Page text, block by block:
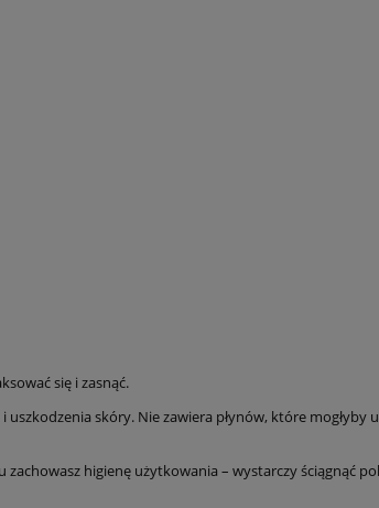
się i zasnąć.
skóry. Nie zawiera płynów, które mogłyby
higienę użytkowania – wystarczy ściągnąć